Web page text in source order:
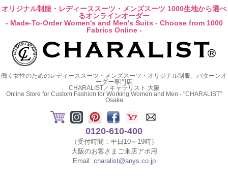
オリジナル制服・レディーススーツ・メンズスーツ 1000生地から選べ
るオンラインオーダー
- Made-To-Order Women's and Men's Suits - Choose from 1000
Fabrics Online -
働く女性のためのレディーススーツ・メンズスーツ・オリジナル制服、パターンオ
ーダー専門店
CHARALIST／キャラリスト 大阪
Online Store for Custom Fashion for Working Women and Men - "CHARALIST"
Osaka
0120-610-400
（受付時間：平日10～19時）
大阪のお客さまご来店アポ用
Email: charalist@anys.co.jp